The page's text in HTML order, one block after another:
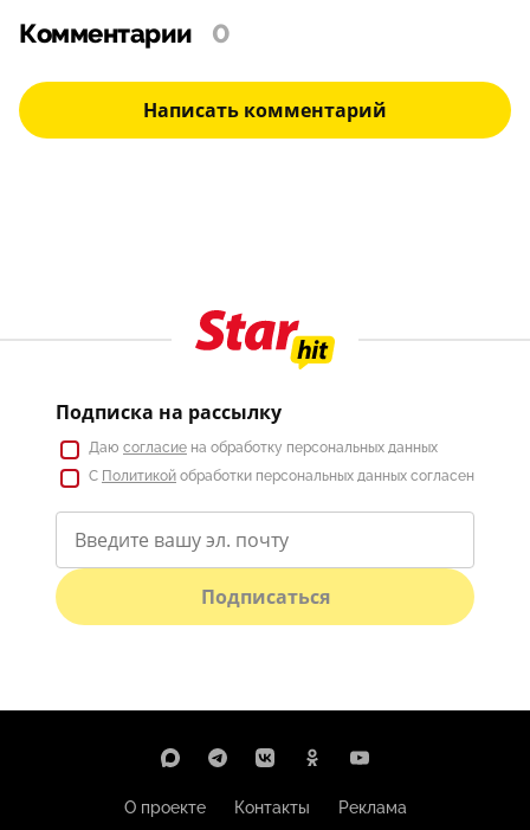
Комментарии 0
Написать комментарий
Подписка на рассылку
Даю согласие на обработку персональных данных
С Политикой обработки персональных данных согласен
Подписаться
О проекте Контакты
Реклама